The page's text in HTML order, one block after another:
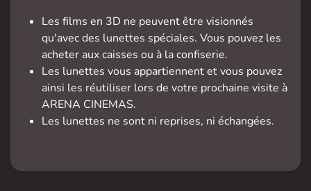
Les films en 3D ne peuvent être visionnés
qu'avec des lunettes spéciales. Vous pouvez les
acheter aux caisses ou à la confiserie.
Les lunettes vous appartiennent et vous pouvez
ainsi les réutiliser lors de votre prochaine visite à
ARENA CINEMAS.
Les lunettes ne sont ni reprises, ni échangées.